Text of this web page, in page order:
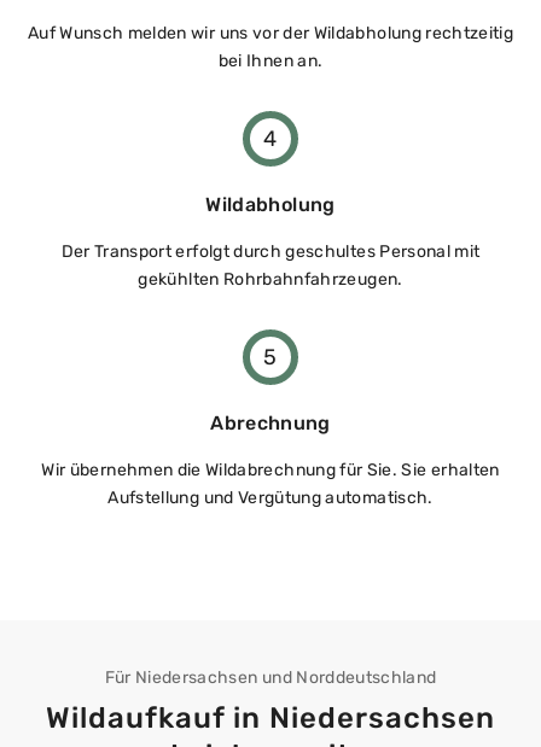
Auf Wunsch melden wir uns vor der Wildabholung rechtzeitig
bei Ihnen an.
4
Wildabholung
Der Transport erfolgt durch geschultes Personal mit
gekühlten Rohrbahnfahrzeugen.
5
Abrechnung
Wir übernehmen die Wildabrechnung für Sie. Sie erhalten
Aufstellung und Vergütung automatisch.
Für Niedersachsen und Norddeutschland
Wildaufkauf in Niedersachsen